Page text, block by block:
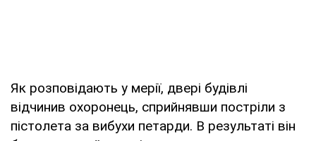
Як розповідають у мерії, двері будівлі
відчинив охоронець, сприйнявши постріли з
пістолета за вибухи петарди. В результаті він